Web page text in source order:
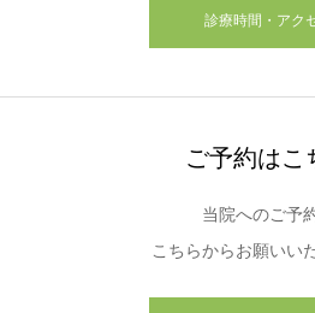
診療時間・アク
ご予約はこ
当院へのご予
こちらからお願いい